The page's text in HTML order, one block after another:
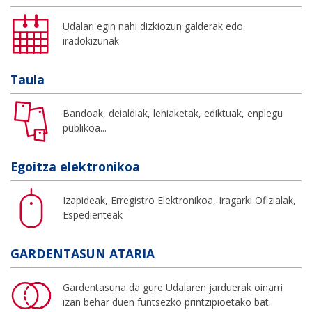
Udalari egin nahi dizkiozun galderak edo
iradokizunak
Taula
Bandoak, deialdiak, lehiaketak, ediktuak, enplegu
publikoa...
Egoitza elektronikoa
Izapideak, Erregistro Elektronikoa, Iragarki Ofizialak,
Espedienteak
GARDENTASUN ATARIA
Gardentasuna da gure Udalaren jarduerak oinarri
izan behar duen funtsezko printzipioetako bat.